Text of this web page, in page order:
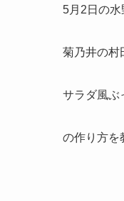
5月2日の
菊乃井の村
サラダ風ぶ
の作り方を